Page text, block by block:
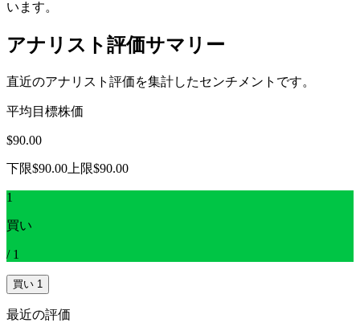
います。
アナリスト評価サマリー
直近のアナリスト評価を集計したセンチメントです。
平均目標株価
$90.00
下限$90.00 上限$90.00
1
買い
/ 1
買い 1
最近の評価